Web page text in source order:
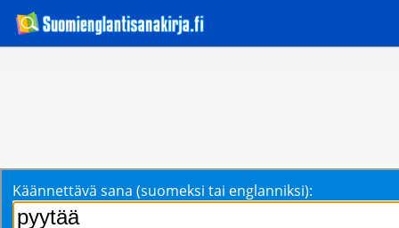
Käännettävä sana (suomeksi tai englanniksi):